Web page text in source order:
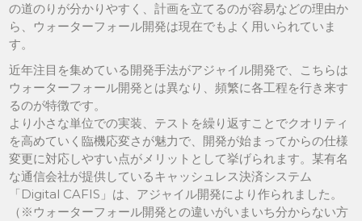
の道のりが分かりやすく、計画を立てるのが容易などの理由か
ら、ウォーターフォール開発は現在でもよく用いられていま
す。
近年注目を集めている開発手法がアジャイル開発で、こちらは
ウォーターフォール開発とは異なり、頻繁に各工程を行き来す
るのが特徴です。
より小さな単位での実装、テストを繰り返すことでクオリティ
を高めていく臨機応変さが魅力で、開発が始まってからの仕様
変更に対応しやすい点がメリットとして挙げられます。某有名
な通信会社が提供しているキャッシュレス決済システム
「Digital CAFIS」は、アジャイル開発により作られました。
（※ウォーターフォール開発との違いがいまいち分からない方